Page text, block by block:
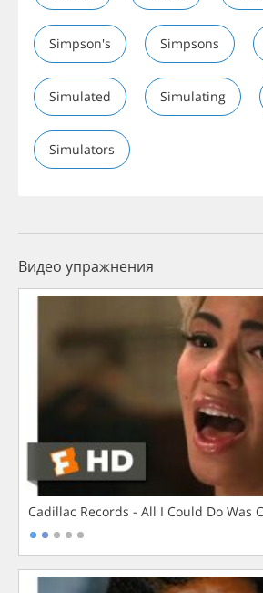
Simpson's Simpsons
Simulated Simulating
Simulators
Видео упражнения
Cadillac Records - All I Could Do Was